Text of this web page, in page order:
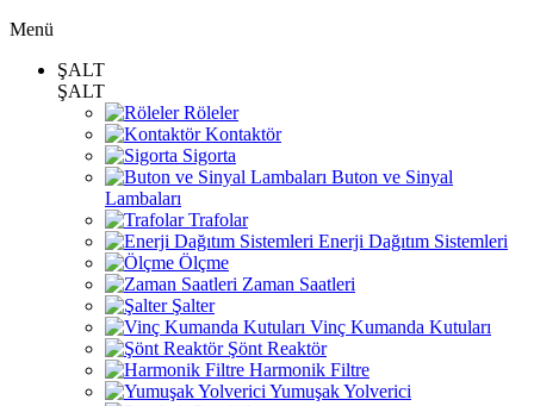
Menü
ŞALT
ŞALT
Röleler
Kontaktör
Sigorta
Buton ve Sinyal
Lambaları
Trafolar
Enerji Dağıtım Sistemleri
Ölçme
Zaman Saatleri
Şalter
Vinç Kumanda Kutuları
Şönt Reaktör
Harmonik Filtre
Yumuşak Yolverici